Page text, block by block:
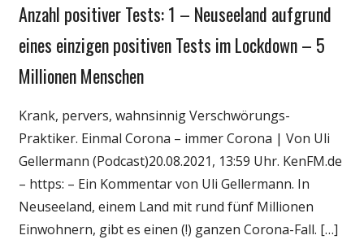
Gesellschaft
Medien
Wirtschaft
Wissenschaft
Anzahl positiver Tests: 1 – Neuseeland aufgrund
eines einzigen positiven Tests im Lockdown – 5
Millionen Menschen
Krank, pervers, wahnsinnig Verschwörungs-
Praktiker. Einmal Corona – immer Corona | Von Uli
Gellermann (Podcast)20.08.2021, 13:59 Uhr. KenFM.de
– https: – Ein Kommentar von Uli Gellermann. In
Neuseeland, einem Land mit rund fünf Millionen
Einwohnern, gibt es einen (!) ganzen Corona-Fall. […]